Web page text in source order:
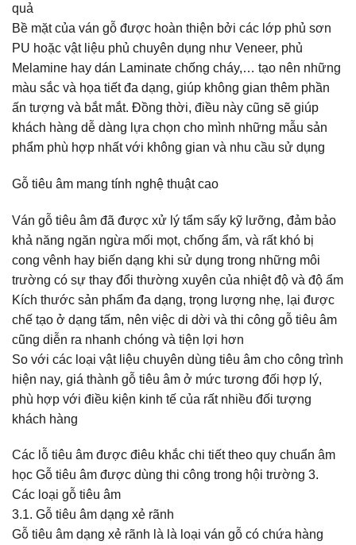
quả
Bề mặt của ván gỗ được hoàn thiện bởi các lớp phủ sơn
PU hoặc vật liệu phủ chuyên dụng như Veneer, phủ
Melamine hay dán Laminate chống cháy,… tạo nên những
màu sắc và họa tiết đa dạng, giúp không gian thêm phần
ấn tượng và bắt mắt. Đồng thời, điều này cũng sẽ giúp
khách hàng dễ dàng lựa chọn cho mình những mẫu sản
phẩm phù hợp nhất với không gian và nhu cầu sử dụng
Gỗ tiêu âm mang tính nghệ thuật cao
Ván gỗ tiêu âm đã được xử lý tẩm sấy kỹ lưỡng, đảm bảo
khả năng ngăn ngừa mối mọt, chống ẩm, và rất khó bị
cong vênh hay biến dạng khi sử dụng trong những môi
trường có sự thay đổi thường xuyên của nhiệt độ và độ ẩm
Kích thước sản phẩm đa dạng, trọng lượng nhẹ, lại được
chế tạo ở dạng tấm, nên việc di dời và thi công gỗ tiêu âm
cũng diễn ra nhanh chóng và tiện lợi hơn
So với các loại vật liệu chuyên dùng tiêu âm cho công trình
hiện nay, giá thành gỗ tiêu âm ở mức tương đối hợp lý,
phù hợp với điều kiện kinh tế của rất nhiều đối tượng
khách hàng
Các lỗ tiêu âm được điêu khắc chi tiết theo quy chuẩn âm
học Gỗ tiêu âm được dùng thi công trong hội trường 3.
Các loại gỗ tiêu âm
3.1. Gỗ tiêu âm dạng xẻ rãnh
Gỗ tiêu âm dạng xẻ rãnh là là loại ván gỗ có chứa hàng